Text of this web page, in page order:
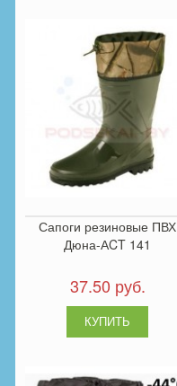
Сапоги резиновые ПВХ
Дюна-АCT 141
37.50 руб.